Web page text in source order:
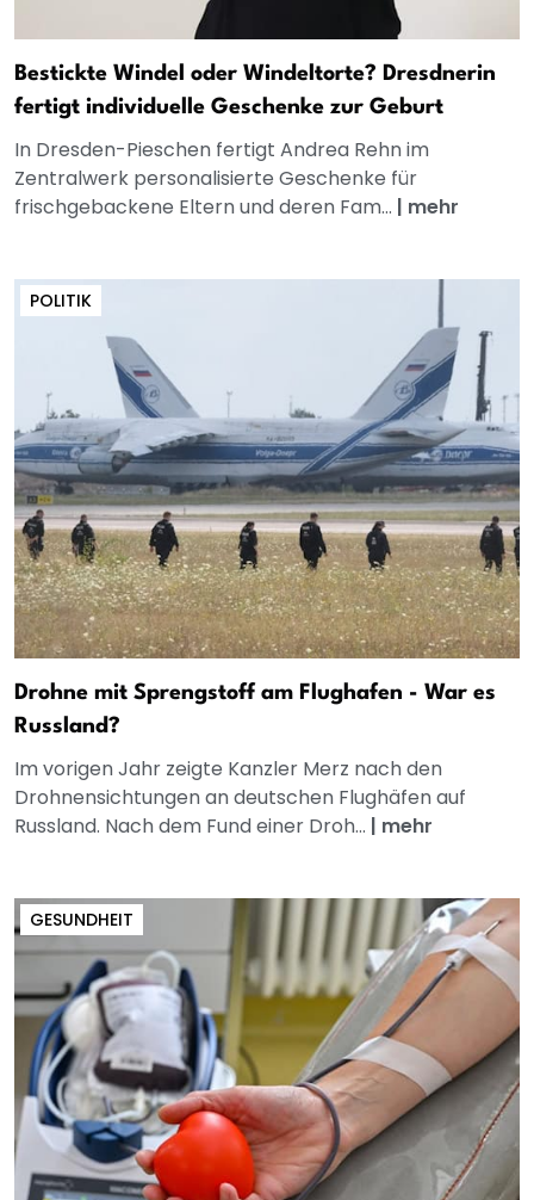
Bestickte Windel oder Windeltorte? Dresdnerin
fertigt individuelle Geschenke zur Geburt
In Dresden-Pieschen fertigt Andrea Rehn im
Zentralwerk personalisierte Geschenke für
frischgebackene Eltern und deren Fam... | mehr
POLITIK
Drohne mit Sprengstoff am Flughafen - War es
Russland?
Im vorigen Jahr zeigte Kanzler Merz nach den
Drohnensichtungen an deutschen Flughäfen auf
Russland. Nach dem Fund einer Droh... | mehr
GESUNDHEIT